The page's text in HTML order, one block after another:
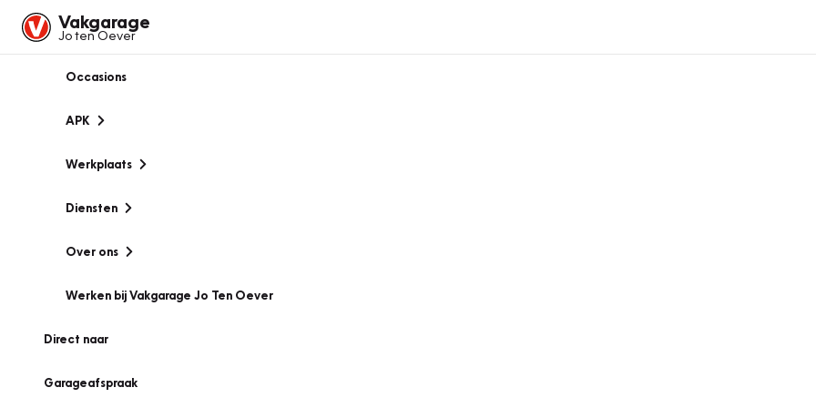
Vakgarage
Jo ten Oever
Occasions
APK
Werkplaats
Diensten
Over ons
Werken bij Vakgarage Jo Ten Oever
Direct naar
Garageafspraak